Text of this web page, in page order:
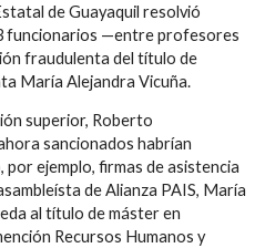
de Guayaquil resolvió
funcionarios —entre profesores
fraudulenta del título de
María Alejandra Vicuña.
superior, Roberto
sancionados habrían
ejemplo, firmas de asistencia
de Alianza PAIS, María
al título de máster en
Recursos Humanos y